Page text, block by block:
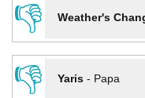
👎
Weather's
👎
Yaris- Papa